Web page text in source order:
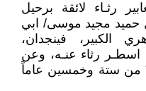
رثـاء لائقة برحيل
حميد مجيد موسى/ ابي
الكبير، فينجدان،
اسطـر رثاء عنـه، وعن
من ستة وخمسين عاماً